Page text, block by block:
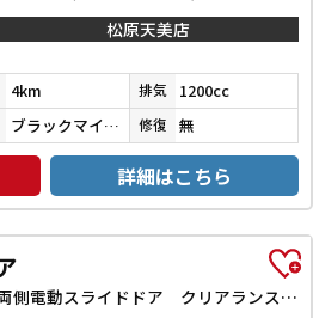
松原天美店
4km 排気 1200cc
ブラックマイカメタリック 修復 無
詳細はこちら
ハイブリッドXZ ターボ 両側電動スライドドア クリアランスソナー オートクルーズコントロール 衝突被害軽減システム オートライト LEDヘッドランプ スマートキー アイドリングストップ 電動格納ミラー シートヒーター